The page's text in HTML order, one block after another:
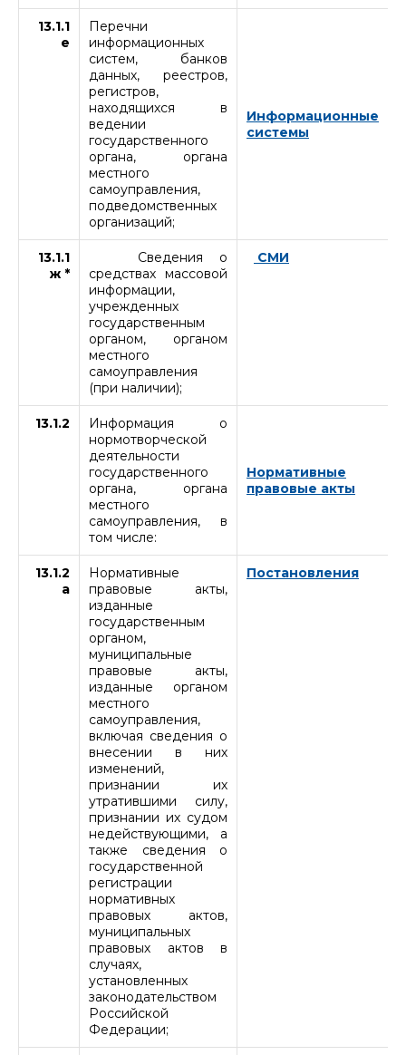
13.1.1
е
Перечни
информационных
систем, банков
данных, реестров,
регистров,
находящихся в
ведении
государственного
органа, органа
местного
самоуправления,
подведомственных
организаций;
Информационные
системы
13.1.1
ж *
Сведения о
средствах массовой
информации,
учрежденных
государственным
органом, органом
местного
самоуправления
(при наличии);
СМИ
13.1.2
Информация о
нормотворческой
деятельности
государственного
органа, органа
местного
самоуправления, в
том числе:
Нормативные
правовые акты
13.1.2
а
Нормативные
правовые акты,
изданные
государственным
органом,
муниципальные
правовые акты,
изданные органом
местного
самоуправления,
включая сведения о
внесении в них
изменений,
признании их
утратившими силу,
признании их судом
недействующими, а
также сведения о
государственной
регистрации
нормативных
правовых актов,
муниципальных
правовых актов в
случаях,
установленных
законодательством
Российской
Федерации;
Постановления